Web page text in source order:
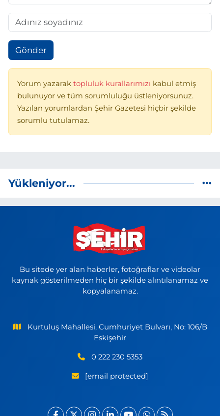
Gönder
Yorum yazarak topluluk kurallarımızı kabul etmiş
bulunuyor ve tüm sorumluluğu üstleniyorsunuz.
Yazılan yorumlardan Şehir Gazetesi hiçbir şekilde
sorumlu tutulamaz.
Yükleniyor...
Bu sitede yer alan haberler, fotoğraflar ve videolar
kaynak gösterilmeden hiç bir şekilde alıntılanamaz ve
kopyalanamaz.
Kurtuluş Mahallesi, Cumhuriyet Bulvarı, No: 106/B
Eskişehir
0 222 230 5353
[email protected]